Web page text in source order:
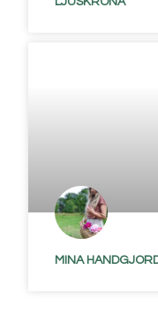
MINA